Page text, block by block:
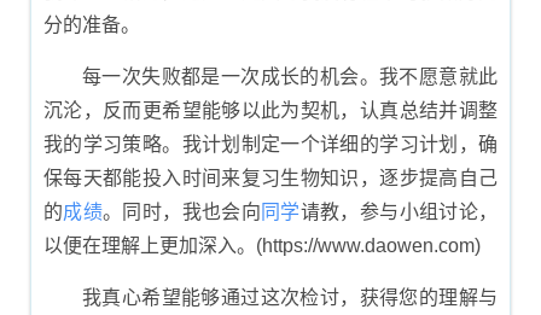
分的准备。
每一次失败都是一次成长的机会。我不愿意就此
沉沦，反而更希望能够以此为契机，认真总结并调整
我的学习策略。我计划制定一个详细的学习计划，确
保每天都能投入时间来复习生物知识，逐步提高自己
的成绩。同时，我也会向 同学请教，参与小组讨论，
以便在理解上更加深入。(https://www.daowen.com)
我真心希望能够通过这次检讨，获得您的理解与